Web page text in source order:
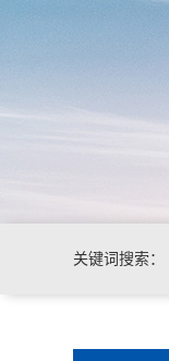
关键词搜索：